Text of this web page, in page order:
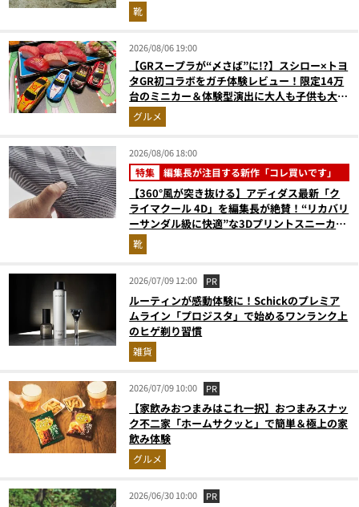
靴
2026/08/06 19:00
【GRスープラが“〆さば”に!?】スシロー×トヨ
タGR初コラボをガチ体験レビュー！限定14万
台のミニカー＆体験型演出に大人も子供も大興
奮間違いなし
グルメ
2026/08/06 18:00
特集 編集長が注目する新作「コレ買いです」
【360°風が突き抜ける】アディダス最新「ク
ライマクール 4D」を編集長が絶賛！“リカバリ
ーサンダル級に快適”な3Dプリントスニーカー
『コレ買いです』Vol.173
靴
2026/07/09 12:00 PR
ルーティンが感動体験に！Schickのプレミア
ムライン「プロジスタ」で始めるワンランク上
のヒゲ剃り習慣
雑貨
2026/07/09 10:00 PR
【家飲みおつまみはこれ一択】おつまみスナッ
ク不二家「ホームサクッと」で簡単＆極上の家
飲み体験
グルメ
2026/06/30 10:00 PR